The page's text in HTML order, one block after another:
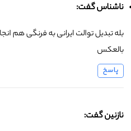
ناشناس گفت:
بله تبدیل توالت ایرانی به فرنگی هم
بالعکس
پاسخ
نازنین گفت: